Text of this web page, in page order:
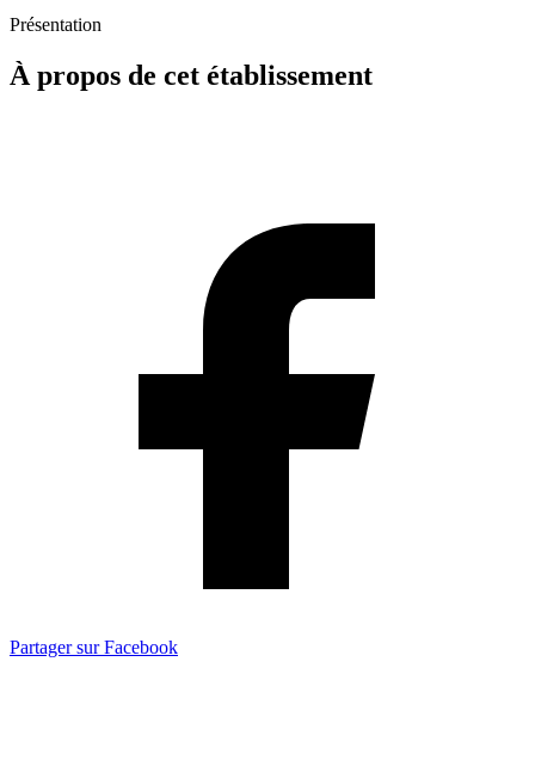
Présentation
À propos de cet établissement
Partager sur Facebook